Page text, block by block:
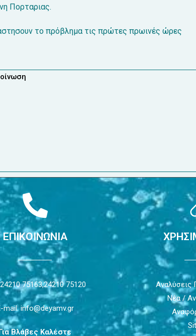
Πορταριας.
το πρόβλημα τις πρώτες πρωινές ώρες
ΕΠΙΚΟΙΝΩΝΙΑ
75163,24210 75120
mail: info@deyamv.gr
Βλάβες Καλέστε
Αναλύσεις
Νέα /